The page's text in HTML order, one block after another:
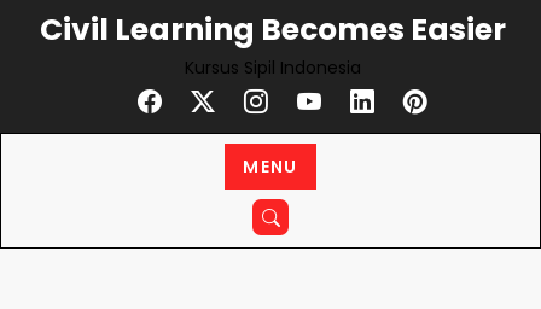
Civil Learning Becomes Easier
Kursus Sipil Indonesia
MENU